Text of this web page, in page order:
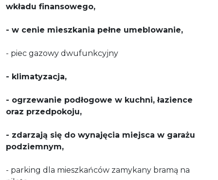
wkładu finansowego,
- w cenie mieszkania pełne umeblowanie,
- piec gazowy dwufunkcyjny
- klimatyzacja,
- ogrzewanie podłogowe w kuchni, łazience
oraz przedpokoju,
- zdarzają się do wynajęcia miejsca w garażu
podziemnym,
- parking dla mieszkańców zamykany bramą na